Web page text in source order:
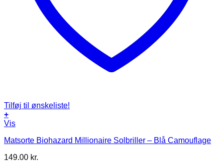
Tilføj til ønskeliste!
+
Vis
Matsorte Biohazard Millionaire Solbriller – Blå Camouflage
149.00 kr.